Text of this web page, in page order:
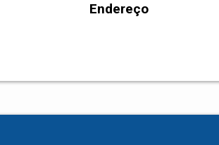
Endereço